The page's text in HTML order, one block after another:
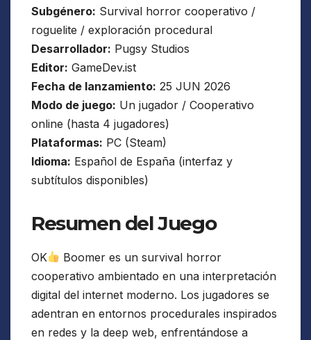
Subgénero: Survival horror cooperativo /
roguelite / exploración procedural
Desarrollador: Pugsy Studios
Editor: GameDev.ist
Fecha de lanzamiento: 25 JUN 2026
Modo de juego: Un jugador / Cooperativo
online (hasta 4 jugadores)
Plataformas: PC (Steam)
Idioma: Español de España (interfaz y
subtítulos disponibles)
Resumen del Juego
OK
Boomer es un survival horror
cooperativo ambientado en una interpretación
digital del internet moderno. Los jugadores se
adentran en entornos procedurales inspirados
en redes y la deep web, enfrentándose a